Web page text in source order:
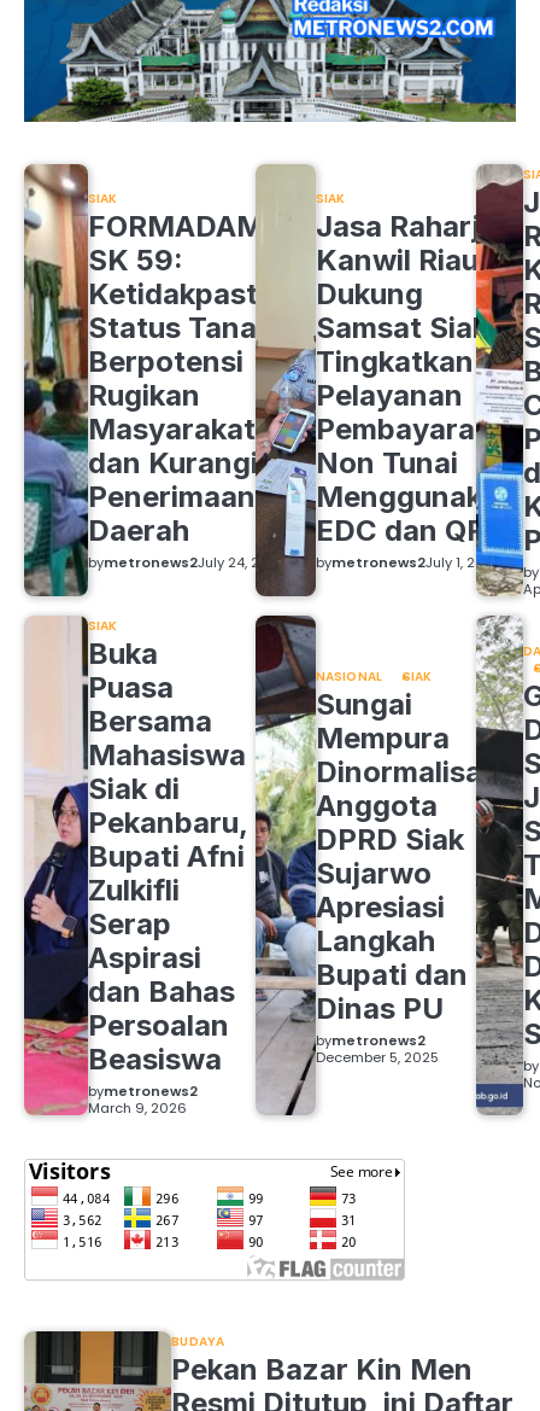
SIAK
FORMADAM
SK 59:
Ketidakpastian
Status Tanah
Berpotensi
Rugikan
Masyarakat
dan Kurangi
Penerimaan
Daerah
bymetronews2July 24, 2026
SIAK
Jasa Raharja
Kanwil Riau
Dukung
Samsat Siak
Tingkatkan
Pelayanan
Pembayaran
Non Tunai
Menggunakan
EDC dan QRIS
bymetronews2July 1, 2026 by
SIAK
Buka
Puasa
Bersama
Mahasiswa
Siak di
Pekanbaru,
Bupati Afni
Zulkifli
Serap
Aspirasi
dan Bahas
Persoalan
Beasiswa
bymetronews2
March 9, 2026
NASIONAL SIAK
Sungai
Mempura
Dinormalisasi,
Anggota
DPRD Siak
Sujarwo
Apresiasi
Langkah
Bupati dan
Dinas PU
bymetronews2
December 5, 2025
by
BUDAYA
Pekan Bazar Kin Men
Resmi Ditutup, ini Daftar